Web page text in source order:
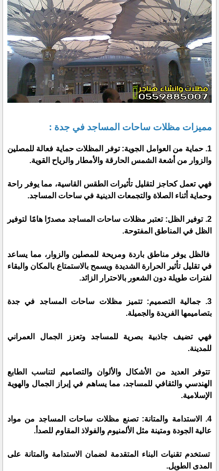
مميزات مظلات ساحات المساجد في جدة :
1. حماية من العوامل الجوية: توفر المظلات حماية فعالة للمصلين
والزوار من أشعة الشمس الحارقة والأمطار والرياح القوية.
فهي تعمل كحاجز لتقليل تأثيرات الطقس القاسية، مما يوفر راحة
وحماية أثناء الصلاة والتجمعات الدينية في ساحات المساجد.
2. توفير الظل: تعتبر مظلات ساحات المساجد مصدرًا هامًا لتوفير
الظل في المناطق المفتوحة.
فالظل يوفر مناطق باردة ومريحة للمصلين والزوار، مما يساعد
في تقليل تأثير الحرارة الشديدة ويسمح بالاستمتاع بالمكان والبقاء
لفترات طويلة دون الشعور بالاحترار الزائد.
3. جمالية التصميم: تتميز مظلات ساحات المساجد في جدة
بتصاميمها الفريدة والجميلة.
فهي تضيف جاذبية بصرية للمساجد وتعزز الجمال العمراني
للمدينة.
تتوفر العديد من الأشكال والألوان والتصاميم لتناسب الطابع
الهندسي والثقافي للمساجد، مما يساهم في إبراز الجمال والهوية
الإسلامية.
4. الاستدامة والمتانة: تصنع مظلات ساحات المساجد من مواد
عالية الجودة ومتينة مثل الألمنيوم والفولاذ المقاوم للصدأ.
تستخدم تقنيات البناء المتقدمة لضمان الاستدامة والمتانة على
المدى الطويل.